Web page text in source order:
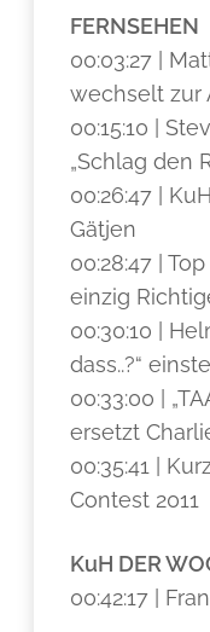
FERNSEHEN
00:03:27 |
wechselt zur
00:15:10 |
„Schlag den
00:26:47 |
Gätjen
00:28:47 |
einzig
00:30:10 |
dass..?“
00:33:00 |
ersetzt
00:35:41 |
Contest 2011
KuH DER
00:42:17 |